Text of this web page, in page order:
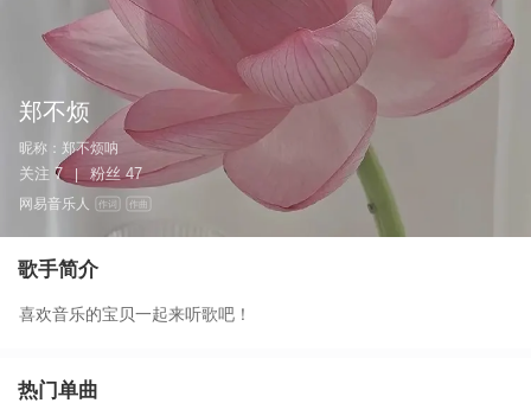
郑不烦
昵称： 郑不烦呐
关注 7 粉丝 47
网易音乐人 作词 作曲
歌手简介
喜欢音乐的宝贝一起来听歌吧！
热门单曲